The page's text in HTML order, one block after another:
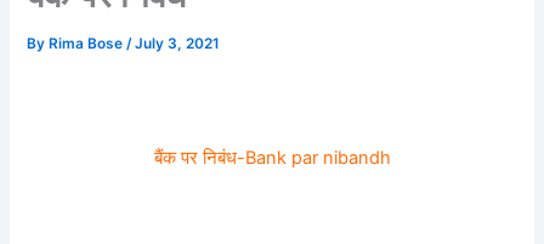
By Rima Bose/July 3, 2021
बैंक पर निबंध-Bank par nibandh